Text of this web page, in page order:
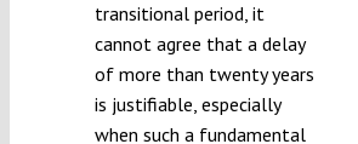
transitional period, it
cannot agree that a delay
of more than twenty years
is justifiable, especially
when such a fundamental